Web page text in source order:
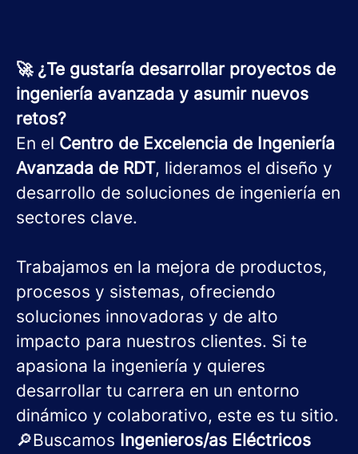
🚀 ¿Te gustaría desarrollar proyectos de
ingeniería avanzada y asumir nuevos
retos?
En el Centro de Excelencia de Ingeniería
Avanzada de RDT, lideramos el diseño y
desarrollo de soluciones de ingeniería en
sectores clave.
Trabajamos en la mejora de productos,
procesos y sistemas, ofreciendo
soluciones innovadoras y de alto
impacto para nuestros clientes. Si te
apasiona la ingeniería y quieres
desarrollar tu carrera en un entorno
dinámico y colaborativo, este es tu sitio.
🔎Buscamos Ingenieros/as Eléctricos